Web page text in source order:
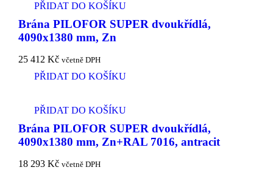
PŘIDAT DO KOŠÍKU
Brána PILOFOR SUPER dvoukřídlá,
4090x1380 mm, Zn
25 412 Kč včetně DPH
PŘIDAT DO KOŠÍKU
PŘIDAT DO KOŠÍKU
Brána PILOFOR SUPER dvoukřídlá,
4090x1380 mm, Zn+RAL 7016, antracit
18 293 Kč včetně DPH